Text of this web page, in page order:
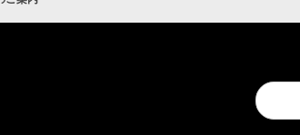
Conduct
a
search